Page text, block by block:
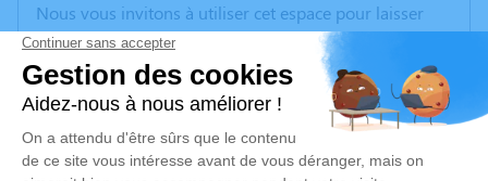
Nous vous invitons à utiliser cet espace pour laisser
vos condoléances, partager des photos souvenirs, une
anecdote ou exprimer vos pensées à travers des
poèmes ou des textes. Cet endroit est un lieu
d'expression dédié à honorer la mémoire de René
GATIER.